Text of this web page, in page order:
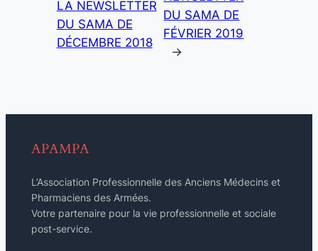
LA NEWSLETTER
DU SAMA DE
DÉCEMBRE 2018
DU SAMA DE
FÉVRIER 2019
→
APAMPA
L’Association Professionnelle des Anciens Médecins et
Pharmaciens des Armées.
Votre partenaire pour la vie professionnelle et sociale
post-service.